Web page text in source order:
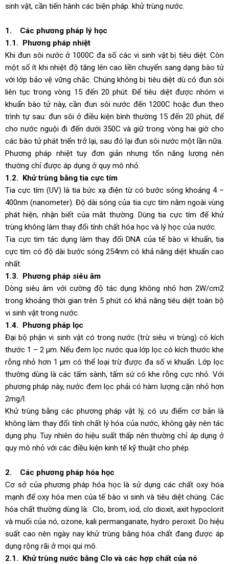
sinh vật, cần tiến hành các biện pháp. khử trùng nước.
1. Các phương pháp lý học
1.1. Phương pháp nhiệt
Khi đun sôi nước ở 1000C đa số các vi sinh vật bị tiêu diệt. Còn
một số ít khi nhiệt độ tăng lên cao liền chuyển sang dạng bào tử
với lớp bảo vệ vững chắc. Chúng không bị tiêu diệt dù có đun sôi
liên tục trong vòng 15 đến 20 phút. Để tiêu diệt được nhóm vi
khuẩn bào tử này, cần đun sôi nước đến 1200C hoặc đun theo
trình tự sau: đun sôi ở điều kiện bình thường 15 đến 20 phút, để
cho nước nguội đi đến dưới 350C và giữ trong vòng hai giờ cho
các bào tử phát triển trở lại, sau đó lại đun sôi nước một lần nữa.
Phương pháp nhiệt tuy đơn giản nhưng tốn năng lượng nên
thường chỉ được áp dụng ở quy mô nhỏ.
1.2. Khử trùng bằng tia cực tím
Tia cực tím (UV) là tia bức xạ điện từ có bước sóng khoảng 4 –
400nm (nanometer). Độ dài sóng của tia cực tím nằm ngoài vùng
phát hiện, nhận biết của mắt thường. Dùng tia cực tím để khử
trùng không làm thay đổi tính chất hóa học và lý học của nước.
Tia cực tim tác dụng làm thay đổi DNA của tế bào vi khuẩn, tia
cực tím có độ dài bước sóng 254nm có khả năng diệt khuẩn cao
nhất.
1.3. Phương pháp siêu âm
Dòng siêu âm với cường độ tác dụng không nhỏ hơn 2W/cm2
trong khoảng thời gian trên 5 phút có khả năng tiêu diệt toàn bộ
vi sinh vật trong nước.
1.4. Phương pháp lọc
Đại bộ phận vi sinh vật có trong nước (trừ siêu vi trùng) có kích
thước 1 – 2 µm. Nếu đem lọc nước qua lớp lọc có kích thước khe
rỗng nhỏ hơn 1 µm có thể loại trừ được đa số vi khuẩn. Lớp lọc
thường dùng là các tấm sành, tấm sứ có khe rỗng cực nhỏ. Với
phương pháp này, nước đem lọc phải có hàm lượng cặn nhỏ hơn
2mg/l.
Khử trùng bằng các phương pháp vật lý, có ưu điểm cơ bản là
không làm thay đổi tính chất lý hóa của nước, không gây nên tác
dụng phụ. Tuy nhiên do hiệu suất thấp nên thường chỉ áp dụng ở
quy mô nhỏ với các điều kiện kinh tế kỹ thuật cho phép.
2. Các phương pháp hóa học
Cơ sở của phương pháp hóa học là sử dụng các chất oxy hóa
mạnh để oxy hóa men của tế bào vi sinh và tiêu diệt chúng. Các
hóa chất thường dùng là: Clo, brom, iod, clo dioxit, axit hypoclorit
và muối của nó, ozone, kali permanganate, hydro peroxit. Do hiệu
suất cao nên ngày nay khử trùng bằng hóa chất đang được áp
dụng rộng rãi ở mọi qui mô.
2.1. Khử trùng nước bằng Clo và các hợp chất của nó